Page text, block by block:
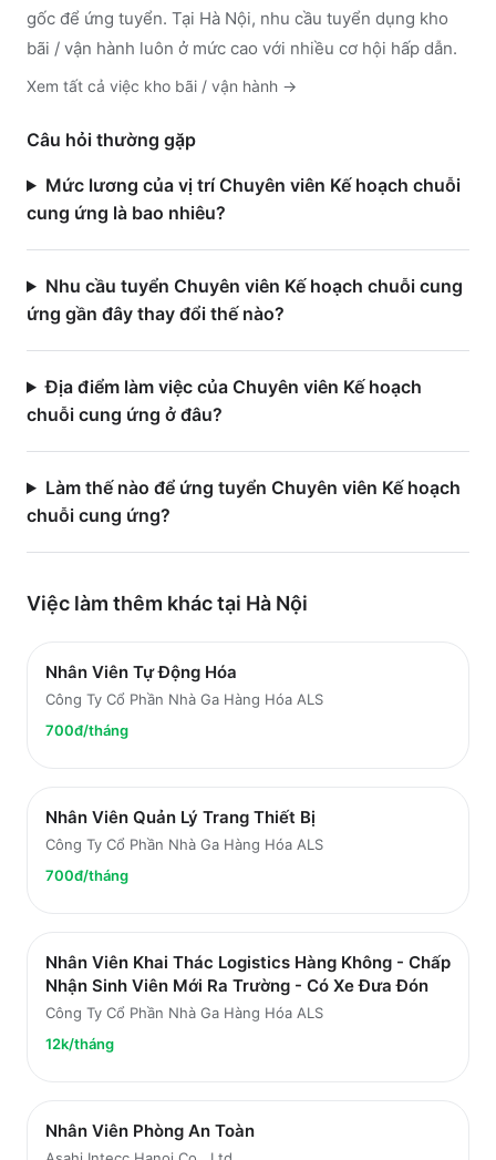
gốc để ứng tuyển. Tại Hà Nội, nhu cầu tuyển dụng kho
bãi / vận hành luôn ở mức cao với nhiều cơ hội hấp dẫn.
Xem tất cả việc kho bãi / vận hành →
Câu hỏi thường gặp
Mức lương của vị trí Chuyên viên Kế hoạch chuỗi
cung ứng là bao nhiêu?
Nhu cầu tuyển Chuyên viên Kế hoạch chuỗi cung
ứng gần đây thay đổi thế nào?
Địa điểm làm việc của Chuyên viên Kế hoạch
chuỗi cung ứng ở đâu?
Làm thế nào để ứng tuyển Chuyên viên Kế hoạch
chuỗi cung ứng?
Việc làm thêm khác tại Hà Nội
Nhân Viên Tự Động Hóa
Công Ty Cổ Phần Nhà Ga Hàng Hóa ALS
700đ/tháng
Nhân Viên Quản Lý Trang Thiết Bị
Công Ty Cổ Phần Nhà Ga Hàng Hóa ALS
700đ/tháng
Nhân Viên Khai Thác Logistics Hàng Không - Chấp
Nhận Sinh Viên Mới Ra Trường - Có Xe Đưa Đón
Công Ty Cổ Phần Nhà Ga Hàng Hóa ALS
12k/tháng
Nhân Viên Phòng An Toàn